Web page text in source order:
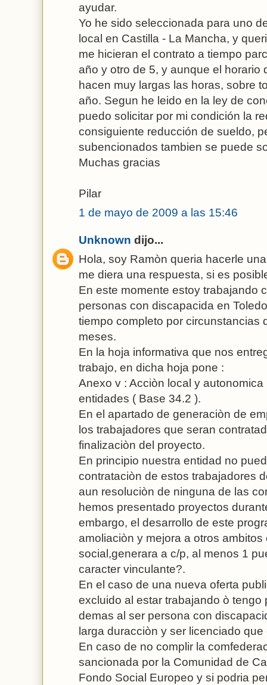
ayudar.
Yo he sido seleccionada para uno
local en Castilla - La Mancha, y
me hicieran el contrato a tiempo
año y otro de 5, y aunque el horario
hacen muy largas las horas, sobre
año. Segun he leido en la ley de
puedo solicitar por mi condición la
consiguiente reducción de sueldo,
subencionados tambien se puede
Muchas gracias
Pilar
1 de mayo de 2009 a las 15:46
Unknown dijo...
Hola, soy Ramòn queria hacerle
me diera una respuesta, si es
En este momente estoy trabajando
personas con discapacida en
tiempo completo por circunstancias
meses.
En la hoja informativa que nos
trabajo, en dicha hoja pone :
Anexo v : Acciòn local y
entidades ( Base 34.2 ).
En el apartado de generaciòn de
los trabajadores que seran
finalizaciòn del proyecto.
En principio nuestra entidad no
contrataciòn de estos trabajadores
aun resoluciòn de ninguna de las
hemos presentado proyectos
embargo, el desarrollo de este
amoliaciòn y mejora a otros
social,generara a c/p, al menos 1
caracter vinculante?.
En el caso de una nueva oferta
excluido al estar trabajando ò tengo
demas al ser persona con
larga duracciòn y ser licenciado
En caso de no complir la
sancionada por la Comunidad de
Fondo Social Europeo y si podria